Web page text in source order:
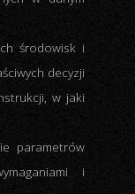
środowisk i
decyzji
w jaki
parametrów
i